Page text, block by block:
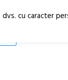
cu caracter